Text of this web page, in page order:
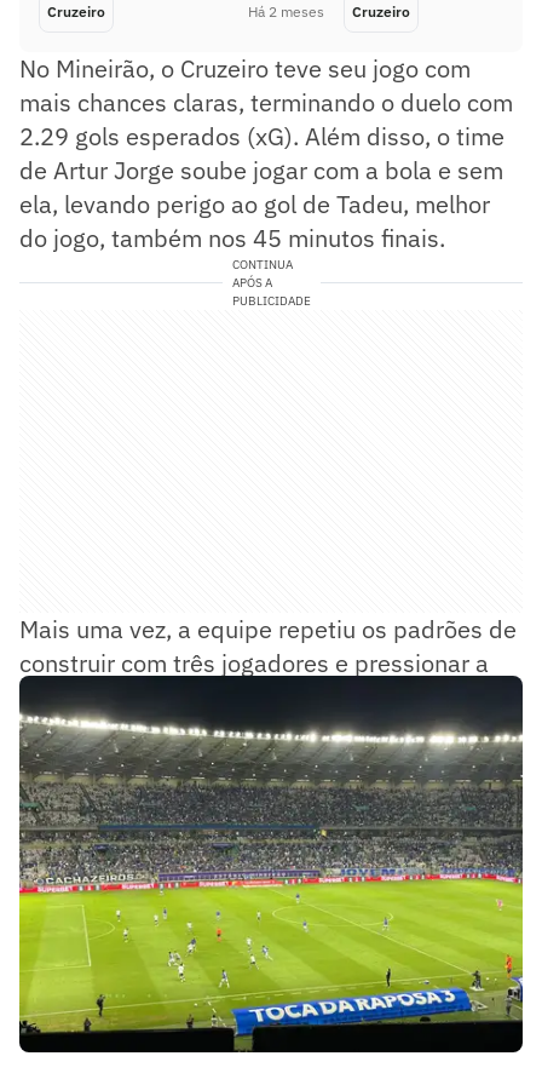
Cruzeiro Há 2 meses Cruzeiro
No Mineirão, o Cruzeiro teve seu jogo com
mais chances claras, terminando o duelo com
2.29 gols esperados (xG). Além disso, o time
de Artur Jorge soube jogar com a bola e sem
ela, levando perigo ao gol de Tadeu, melhor
do jogo, também nos 45 minutos finais.
CONTINUA
APÓS A
PUBLICIDADE
Mais uma vez, a equipe repetiu os padrões de
construir com três jogadores e pressionar a
saída de bola adversária com seis atletas.